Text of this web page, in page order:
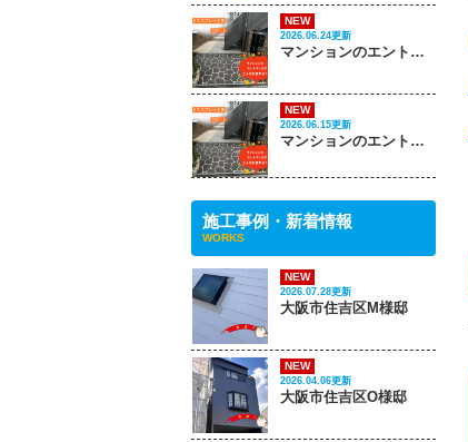
NEW
2026.06.24更新
マンションのエントランスがこんなに変わる‼ PART 2
NEW
2026.06.15更新
マンションのエントランスがこんなに変わる‼ PART 1
施工事例・新着情報
WORKS
NEW
2026.07.28更新
大阪市住吉区M様邸
NEW
2026.04.06更新
大阪市住吉区O様邸